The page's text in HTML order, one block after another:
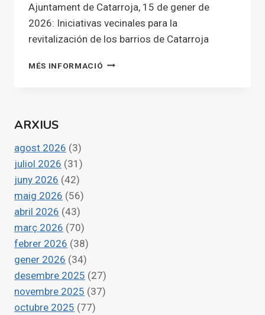
Ajuntament de Catarroja, 15 de gener de
2026: Iniciativas vecinales para la
revitalización de los barrios de Catarroja
MÉS INFORMACIÓ INICIATIVAS
ARXIUS
agost 2026 (3)
juliol 2026 (31)
juny 2026 (42)
maig 2026 (56)
abril 2026 (43)
març 2026 (70)
febrer 2026 (38)
gener 2026 (34)
desembre 2025 (27)
novembre 2025 (37)
octubre 2025 (77)